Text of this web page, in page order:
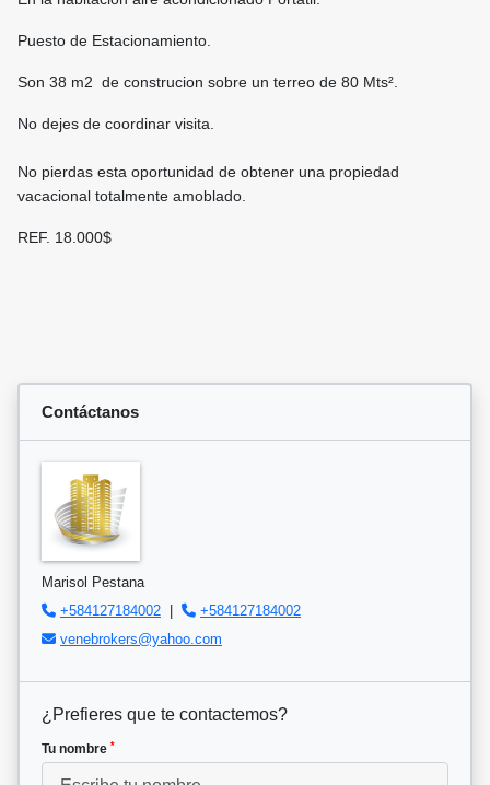
Puesto de Estacionamiento.
Son 38 m2 de construcion sobre un terreo de 80 Mts².
No dejes de coordinar visita.
No pierdas esta oportunidad de obtener una propiedad
vacacional totalmente amoblado.
REF. 18.000$
Contáctanos
Marisol Pestana
+584127184002
+584127184002
venebrokers@yahoo.com
¿Prefieres que te contactemos?
Tu nombre *